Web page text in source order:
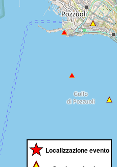
Localizzazione evento